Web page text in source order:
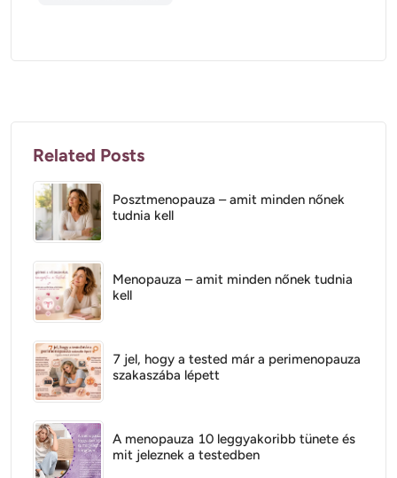
Related Posts
Posztmenopauza – amit minden nőnek
tudnia kell
Menopauza – amit minden nőnek tudnia
kell
7 jel, hogy a tested már a perimenopauza
szakaszába lépett
A menopauza 10 leggyakoribb tünete és
mit jeleznek a testedben